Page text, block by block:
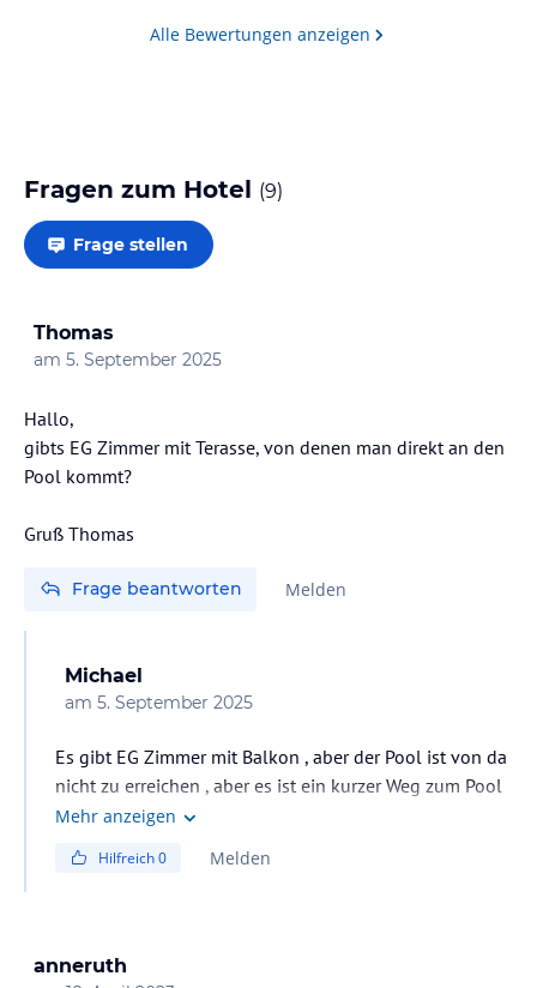
Alle Bewertungen anzeigen
Fragen zum Hotel (9)
Frage stellen
Thomas
am 5. September 2025
Hallo,
gibts EG Zimmer mit Terasse, von denen man direkt an den
Pool kommt?
Gruß Thomas
Frage beantworten Melden
Michael
am 5. September 2025
Es gibt EG Zimmer mit Balkon , aber der Pool ist von da
nicht zu erreichen , aber es ist ein kurzer Weg zum Pool
Mehr anzeigen
Hilfreich0 Melden
anneruth